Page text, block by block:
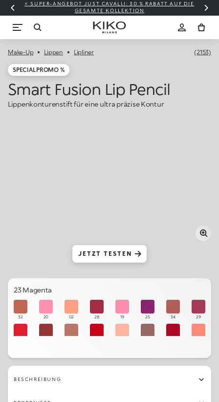
⚡ SUPER-ANGEBOT JUST CAVALLI: 30 % RABATT AUF DIE
GESAMTE KOLLEKTION
Make-Up Lippen Lipliner (2153)
SPECIAL PROMO %
Smart Fusion Lip Pencil
Lippenkonturenstift für eine ultra präzise Kontur
JETZT TESTEN
23 Magenta
32 20 02 28 19 25 34 29
18 12 05 13 24 22 21 27
BESCHREIBUNG